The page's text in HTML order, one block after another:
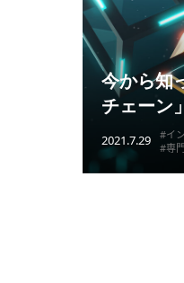
今から知
チェーン
2021.7.29 #イ
#専